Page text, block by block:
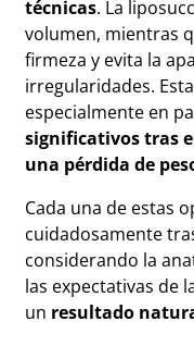
técnicas. La
volumen, mientras
firmeza y evita la
irregularidades.
especialmente en
significativos tras
una pérdida de
Cada una de estas
cuidadosamente
considerando la
las expectativas de
un resultado